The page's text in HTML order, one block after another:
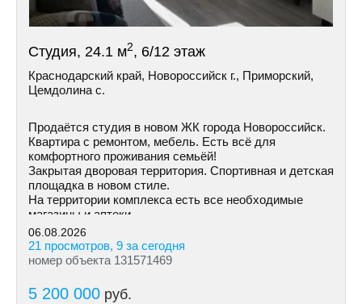
Студия, 24.1 м2, 6/12 этаж
Краснодарский край, Новороссийск г., Приморский,
Цемдолина с.
Продаётся студия в новом ЖК города Новороссийск.
Квартира с ремонтом, мебель. Есть всё для
комфортного проживания семьёй!
Закрытая дворовая территория. Спортивная и детская
площадка в новом стиле.
На территории комплекса есть все необходимые
магазины и аптеки.
06.08.2026
21 просмотров, 9 за сегодня
номер объекта 131571469
5 200 000 руб.